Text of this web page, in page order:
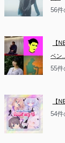
56件
【
ベン
55件
【
54件